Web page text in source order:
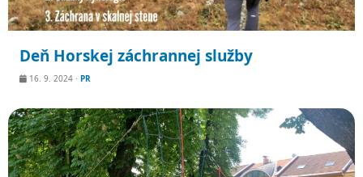
Deň Horskej záchrannej služby
16. 9. 2024 · PR